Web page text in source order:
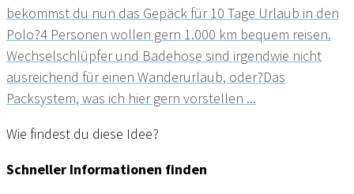
bekommst du nun das Gepäck für 10 Tage Urlaub in den
Polo?4 Personen wollen gern 1.000 km bequem reisen.
Wechselschlüpfer und Badehose sind irgendwie nicht
ausreichend für einen Wanderurlaub, oder?Das
Packsystem, was ich hier gern vorstellen ...
Wie findest du diese Idee?
Schneller Informationen finden